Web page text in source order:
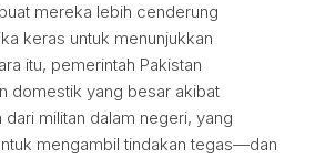
mereka lebih cenderung
keras untuk menunjukkan
itu, pemerintah Pakistan
domestik yang besar akibat
militan dalam negeri, yang
mengambil tindakan tegas—dan